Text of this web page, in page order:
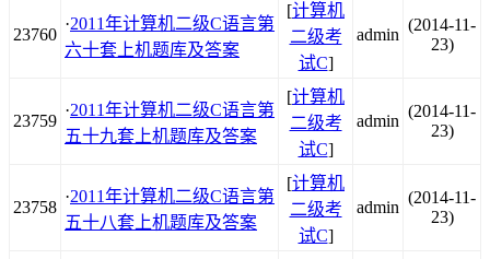
23760
·2011年计算机二级C语言第
六十套上机题库及答案
[计算机
二级考
试C]
admin
(2014-11-
23)
23759
·2011年计算机二级C语言第
五十九套上机题库及答案
[计算机
二级考
试C]
admin
(2014-11-
23)
23758
·2011年计算机二级C语言第
五十八套上机题库及答案
[计算机
二级考
试C]
admin
(2014-11-
23)